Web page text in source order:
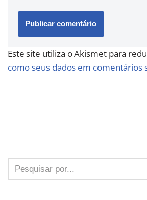
Este site utiliza o Akismet para
como seus dados em comentários